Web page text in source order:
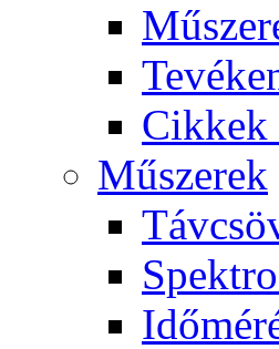
Cik­kek
Mű­sze­rek